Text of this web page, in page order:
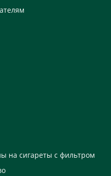
на сигареты с фильтром